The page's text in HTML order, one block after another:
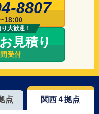
8807
大歓迎！
見積り
受付
点 関西４拠点